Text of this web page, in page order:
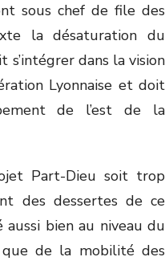
sous chef de file des
la désaturation du
s’intégrer dans la vision
Lyonnaise et doit
de l’est de la
Part-Dieu soit trop
des dessertes de ce
bien au niveau du
que de la mobilité des